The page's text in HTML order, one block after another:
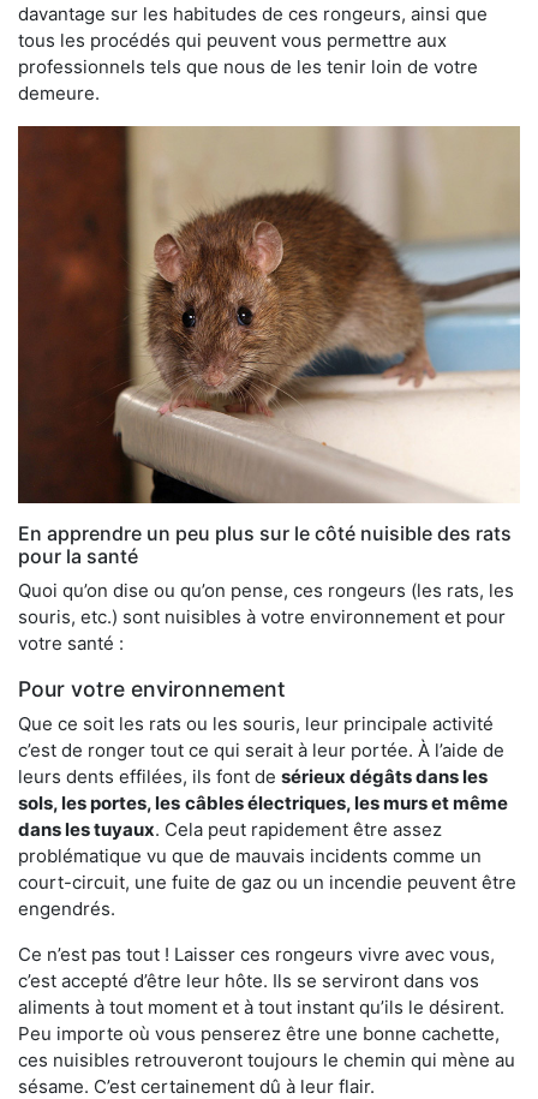
davantage sur les habitudes de ces rongeurs, ainsi que
tous les procédés qui peuvent vous permettre aux
professionnels tels que nous de les tenir loin de votre
demeure.
En apprendre un peu plus sur le côté nuisible des rats
pour la santé
Quoi qu’on dise ou qu’on pense, ces rongeurs (les rats, les
souris, etc.) sont nuisibles à votre environnement et pour
votre santé :
Pour votre environnement
Que ce soit les rats ou les souris, leur principale activité
c’est de ronger tout ce qui serait à leur portée. À l’aide de
leurs dents effilées, ils font de sérieux dégâts dans les
sols, les portes, les câbles électriques, les murs et même
dans les tuyaux. Cela peut rapidement être assez
problématique vu que de mauvais incidents comme un
court-circuit, une fuite de gaz ou un incendie peuvent être
engendrés.
Ce n’est pas tout ! Laisser ces rongeurs vivre avec vous,
c’est accepté d’être leur hôte. Ils se serviront dans vos
aliments à tout moment et à tout instant qu’ils le désirent.
Peu importe où vous penserez être une bonne cachette,
ces nuisibles retrouveront toujours le chemin qui mène au
sésame. C’est certainement dû à leur flair.